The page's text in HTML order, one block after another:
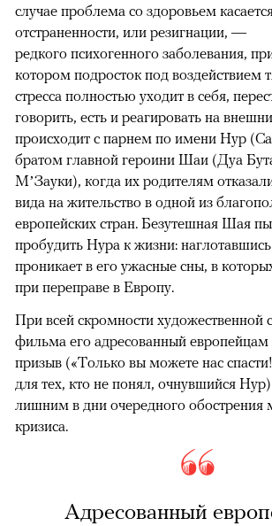
случае проблема со здоровьем
отстраненности, или резигнации, —
редкого психогенного заболевания,
котором подросток под воздействием
стресса полностью уходит в себя,
говорить, есть и реагировать на
происходит с парнем по имени Нур
братом главной героини Шаи (Дуа
М’Зауки), когда их родителям
вида на жительство в одной из
европейских стран. Безутешная Шая
пробудить Нура к жизни: наглотавшись
проникает в его ужасные сны, в
при переправе в Европу.
При всей скромности художественной
фильма его адресованный
призыв («Только вы можете нас
для тех, кто не понял, очнувшийся
лишним в дни очередного обострения
кризиса.
Адресованный